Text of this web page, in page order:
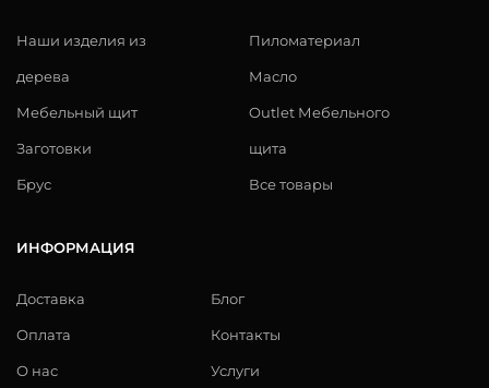
Наши изделия из
дерева
Мебельный щит
Заготовки
Брус
Пиломатериал
Масло
Outlet Мебельного
щита
Все товары
ИНФОРМАЦИЯ
Доставка
Оплата
О нас
Блог
Контакты
Услуги